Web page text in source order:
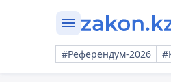
#Референдум-2026